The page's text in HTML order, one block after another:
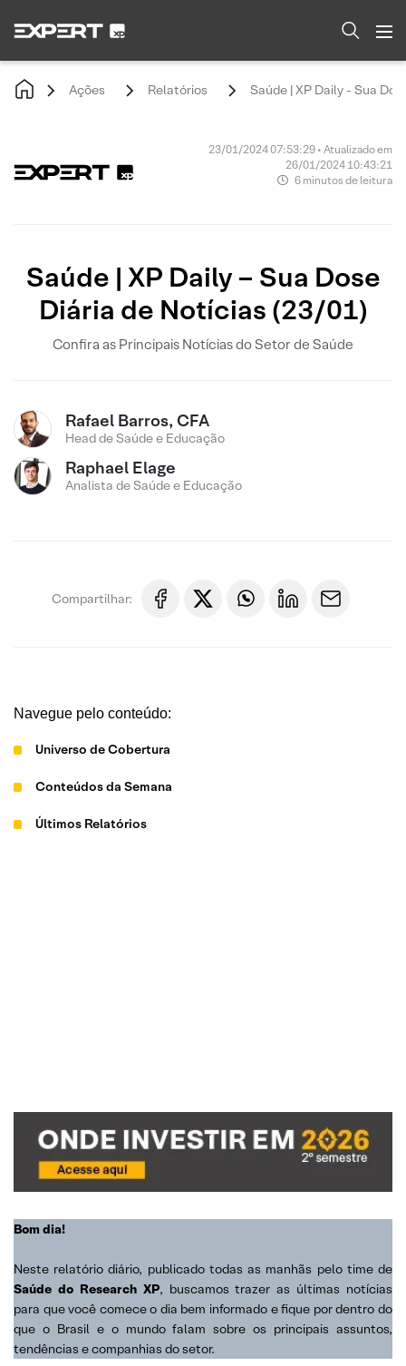
Ações Relatórios Saúde | XP Daily - Sua
23/01/2024 07:53:29 • Atualizado em
26/01/2024 10:43:21
6 minutos de leitura
Saúde | XP Daily – Sua Dose
Diária de Notícias (23/01)
Confira as Principais Notícias do Setor de Saúde
Rafael Barros, CFA
Head de Saúde e Educação
Raphael Elage
Analista de Saúde e Educação
Compartilhar:
Navegue pelo conteúdo:
Universo de Cobertura
Conteúdos da Semana
Últimos Relatórios
Bom dia!
Neste relatório diário, publicado todas as manhãs pelo time de
Saúde do Research XP, buscamos trazer as últimas notícias
para que você comece o dia bem informado e fique por dentro do
que o Brasil e o mundo falam sobre os principais assuntos,
tendências e companhias do setor.